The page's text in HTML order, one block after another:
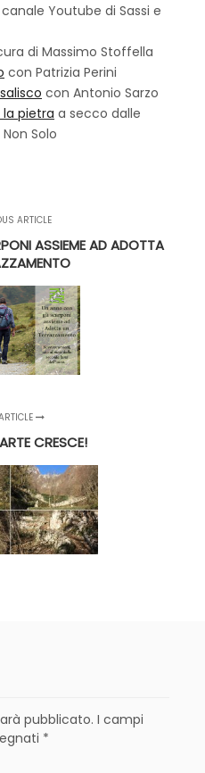
Youtube di Sassi e
di Massimo Stoffella
con Patrizia Perini
con Antonio Sarzo
pietra a secco dalle
Solo
ARTICLE
ASSIEME AD ADOTTA
CRESCE!
pubblicato. I campi
*